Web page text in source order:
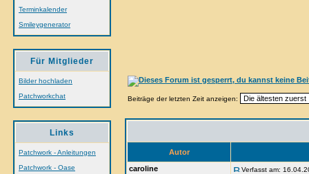
Terminkalender
Smileygenerator
Für Mitglieder
Bilder hochladen
Patchworkchat
Links
Patchwork - Anleitungen
Patchwork - Oase
Beiträge der letzten Zeit anzeigen:
Autor
caroline
Verfasst am: